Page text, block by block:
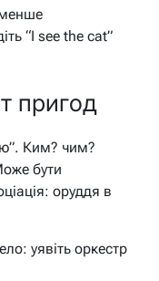
“I see the cat”
пригод
Ким? чим?
бути
оруддя в
уявіть оркестр